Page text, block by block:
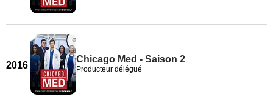
2016
Chicago Med - Saison 2
Producteur délégué